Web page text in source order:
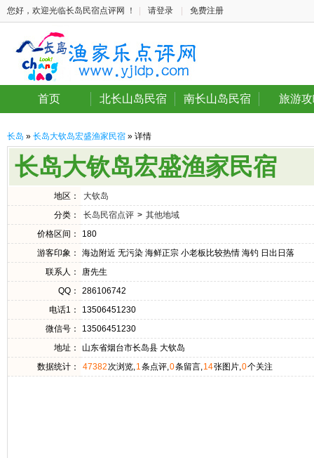
您好，欢迎光临长岛民宿点评网 ！ 请登录 免费注册
首页 北长山岛民宿 南长山岛民宿 旅游
长岛 » 长岛大钦岛宏盛渔家民宿 » 详情
长岛大钦岛宏盛渔家民宿
地区：
大钦岛
分类：
长岛民宿点评 > 其他地域
价格区间：
180
游客印象：
海边附近 无污染 海鲜正宗 小老板比较热情 海钓 日出日落
联系人：
唐先生
QQ：
286106742
电话1：
13506451230
微信号：
13506451230
地址：
山东省烟台市长岛县 大钦岛
数据统计：
47382 次浏览,1条点评,0条留言,14张图片,0个关注